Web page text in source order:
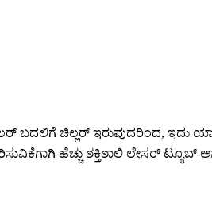
ಚಿಲ್ಲರ್ ಇರುವುದರಿಂದ, ಇದು
ಹೆಚ್ಚು ಶಕ್ತಿಶಾಲಿ ಲೇಸರ್